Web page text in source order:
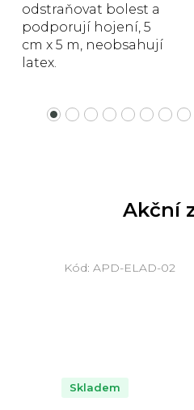
odstraňovat bolest a
podporují hojení, 5
cm x 5 m, neobsahují
latex.
Akční
Skladem
Kód: APD-ELAD-02